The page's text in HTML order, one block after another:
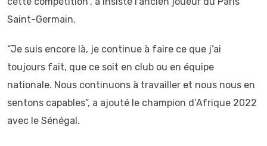
Saint-Germain.
“Je suis encore là, je continue à faire ce que j’ai
toujours fait, que ce soit en club ou en équipe
nationale. Nous continuons à travailler et nous nous en
sentons capables”, a ajouté le champion d’Afrique 2022
avec le Sénégal.